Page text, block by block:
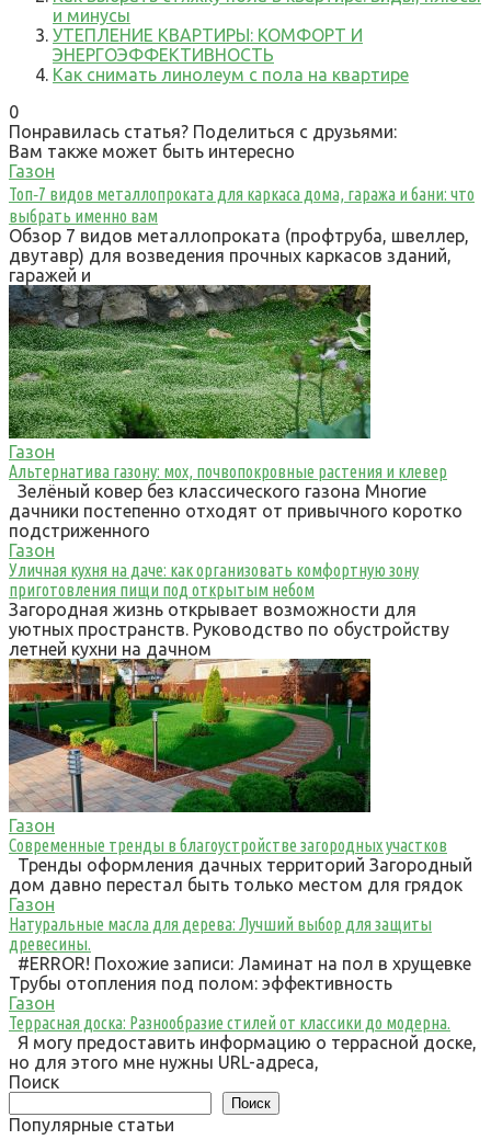
и минусы
УТЕПЛЕНИЕ КВАРТИРЫ: КОМФОРТ И
ЭНЕРГОЭФФЕКТИВНОСТЬ
Как снимать линолеум с пола на квартире
0
Понравилась статья? Поделиться с друзьями:
Вам также может быть интересно
Газон
Топ‑7 видов металлопроката для каркаса дома, гаража и бани: что
выбрать именно вам
Обзор 7 видов металлопроката (профтруба, швеллер,
двутавр) для возведения прочных каркасов зданий,
гаражей и
Газон
Альтернатива газону: мох, почвопокровные растения и клевер
Зелёный ковер без классического газона Многие
дачники постепенно отходят от привычного коротко
подстриженного
Газон
Уличная кухня на даче: как организовать комфортную зону
приготовления пищи под открытым небом
Загородная жизнь открывает возможности для
уютных пространств. Руководство по обустройству
летней кухни на дачном
Газон
Современные тренды в благоустройстве загородных участков
Тренды оформления дачных территорий Загородный
дом давно перестал быть только местом для грядок
Газон
Натуральные масла для дерева: Лучший выбор для защиты
древесины.
#ERROR! Похожие записи: Ламинат на пол в хрущевке
Трубы отопления под полом: эффективность
Газон
Террасная доска: Разнообразие стилей от классики до модерна.
Я могу предоставить информацию о террасной доске,
но для этого мне нужны URL-адреса,
Поиск
Поиск
Популярные статьи